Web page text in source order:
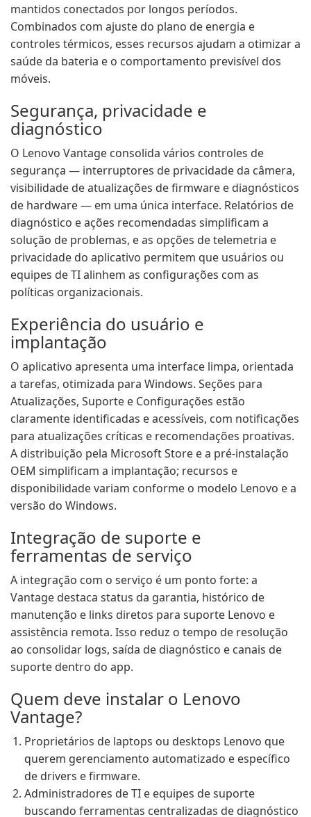
mantidos conectados por longos períodos.
Combinados com ajuste do plano de energia e
controles térmicos, esses recursos ajudam a otimizar a
saúde da bateria e o comportamento previsível dos
móveis.
Segurança, privacidade e
diagnóstico
O Lenovo Vantage consolida vários controles de
segurança — interruptores de privacidade da câmera,
visibilidade de atualizações de firmware e diagnósticos
de hardware — em uma única interface. Relatórios de
diagnóstico e ações recomendadas simplificam a
solução de problemas, e as opções de telemetria e
privacidade do aplicativo permitem que usuários ou
equipes de TI alinhem as configurações com as
políticas organizacionais.
Experiência do usuário e
implantação
O aplicativo apresenta uma interface limpa, orientada
a tarefas, otimizada para Windows. Seções para
Atualizações, Suporte e Configurações estão
claramente identificadas e acessíveis, com notificações
para atualizações críticas e recomendações proativas.
A distribuição pela Microsoft Store e a pré-instalação
OEM simplificam a implantação; recursos e
disponibilidade variam conforme o modelo Lenovo e a
versão do Windows.
Integração de suporte e
ferramentas de serviço
A integração com o serviço é um ponto forte: a
Vantage destaca status da garantia, histórico de
manutenção e links diretos para suporte Lenovo e
assistência remota. Isso reduz o tempo de resolução
ao consolidar logs, saída de diagnóstico e canais de
suporte dentro do app.
Quem deve instalar o Lenovo
Vantage?
Proprietários de laptops ou desktops Lenovo que
querem gerenciamento automatizado e específico
de drivers e firmware.
Administradores de TI e equipes de suporte
buscando ferramentas centralizadas de diagnóstico